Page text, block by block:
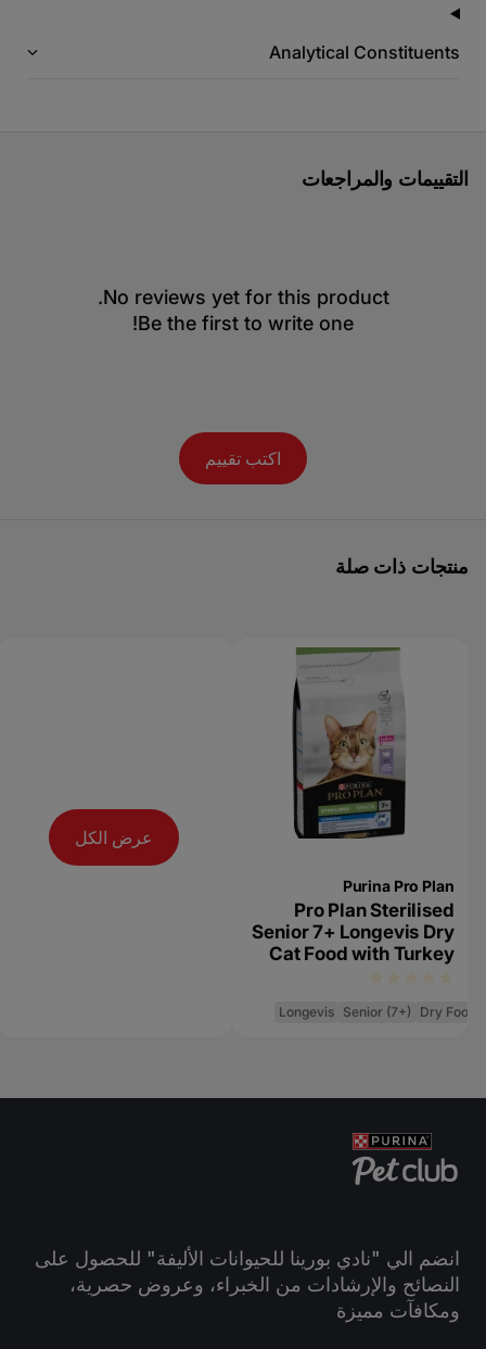
Analytical Constituents
التقييمات والمراجعات
No reviews yet for this product.
Be the first to write one!
اكتب تقييم
منتجات ذات صلة
Purina Pro Plan
Pro Plan Sterilised
Senior 7+ Longevis Dry
Cat Food with Turkey
Dry Food
Senior (7+)
Longevis
عرض الكل
انضم الي "نادي بورينا للحيوانات الأليفة" للحصول على
النصائح والإرشادات من الخبراء، وعروض حصرية،
ومكافآت مميزة